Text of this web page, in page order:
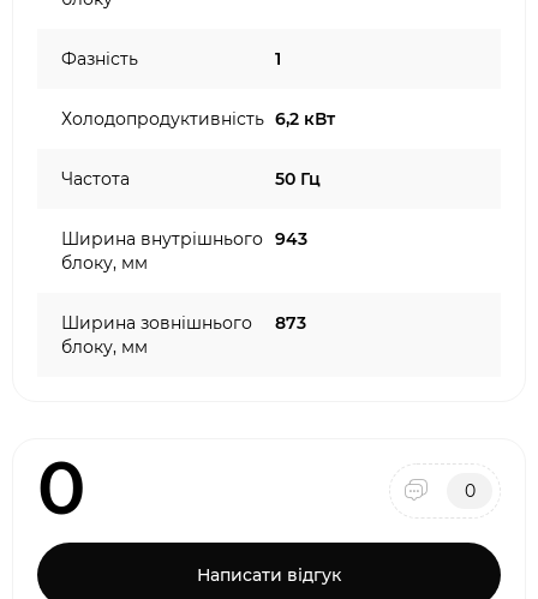
Фазність 1
Холодопродуктивність 6,2 кВт
Частота 50 Гц
Ширина внутрішнього
блоку, мм
943
Ширина зовнішнього
блоку, мм
873
0 0
Написати відгук